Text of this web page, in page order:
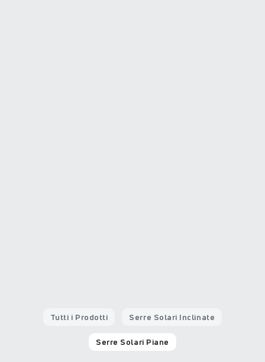
Tutti i Prodotti Serre Solari Inclinate
Serre Solari Piane